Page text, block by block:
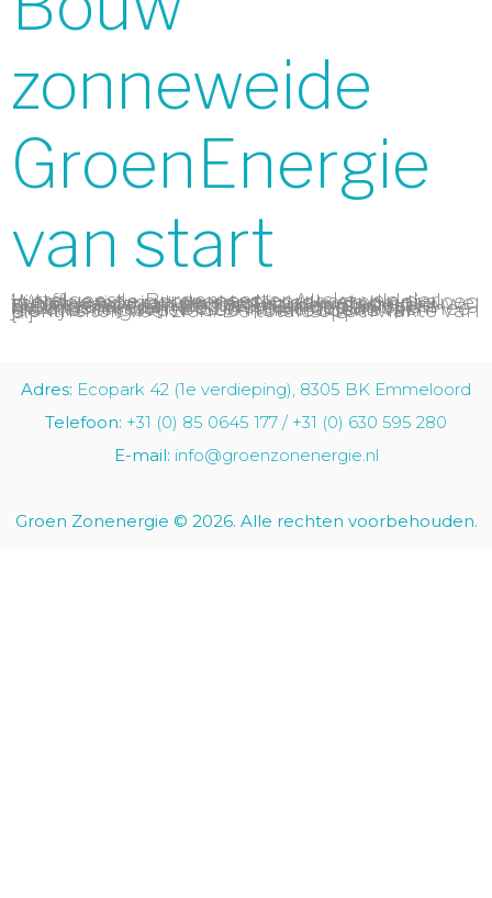
zonneweide
GroenEnergie
van start
Luttelgeest – Burgemeester Aucke van der Werff van de gemeente Noordoostpolder sloeg dinsdagmorgen de eerste paal van de nieuwe zonneweide in het glastuinbouwgebied Luttelgeest-Marknesse. Er zullen ongeveer 13.500 zonnepanelen worden geplaatst die gezamenlijk bijna 5 MWp vermogen op moeten leveren. De zonneweide kan hiermee jaarlijks ongeveer 1.500 huishoudens van elektriciteit voorzien. De totale oppervlakte van […]
Adres: Ecopark 42 (1e verdieping), 8305 BK Emmeloord
Telefoon: +31 (0) 85 0645 177 / +31 (0) 630 595 280
E-mail: info@groenzonenergie.nl
Groen Zonenergie © 2026. Alle rechten voorbehouden.